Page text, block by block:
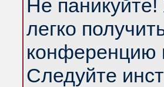
Не
легко
конференцию
Следуйте